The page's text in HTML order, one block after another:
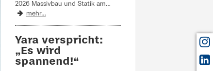
2026 Massivbau und Statik am…
mehr…
Yara verspricht:
„Es wird
spannend!“